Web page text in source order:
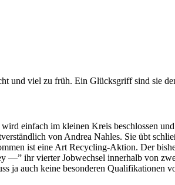
und viel zu früh. Ein Glücksgriff sind sie
einfach im kleinen Kreis beschlossen
von Andrea Nahles. Sie übt
ist eine Art Recycling-Aktion. Der
—” ihr vierter Jobwechsel innerhalb von
ja auch keine besonderen Qualifikationen